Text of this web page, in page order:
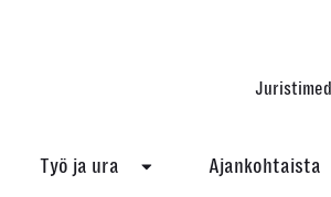
Työ ja ura Ajankohtaista